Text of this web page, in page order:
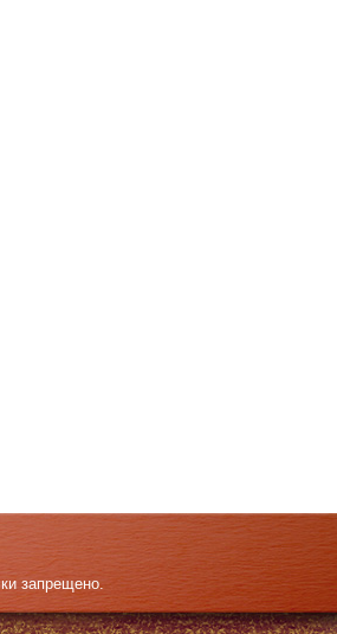
запрещено.